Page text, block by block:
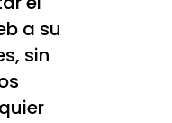
a su
sin